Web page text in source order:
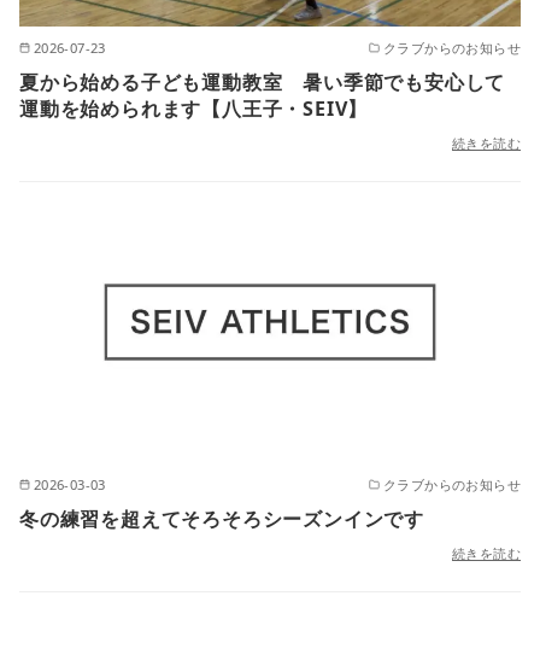
2026-07-23 クラブからのお知らせ
夏から始める子ども運動教室 暑い季節でも安心して
運動を始められます【八王子・SEIV】
続きを読む
2026-03-03 クラブからのお知らせ
冬の練習を超えてそろそろシーズンインです
続きを読む